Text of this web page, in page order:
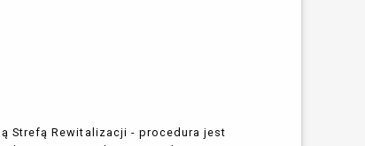
Strefą Rewitalizacji - procedura jest